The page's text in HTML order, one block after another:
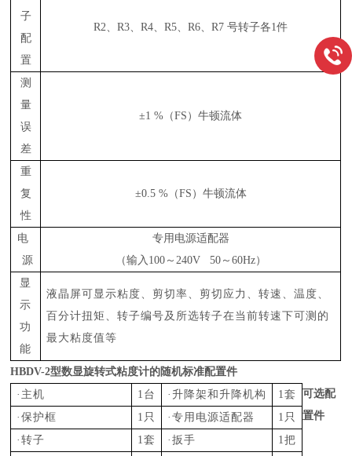
子
配
置
R2、R3、R4、R5、R6、R7 号转子各1件
测
量
误
差
±1 %（FS）牛顿流体
重
复
性
±0.5 %（FS）牛顿流体
电
源
专用电源适配器
（输入 100～240V 50～60Hz）
显
示
功
能
液晶屏可显示粘度、剪切率、剪切应力、转速、温度、
百分计扭矩、转子编号及所选转子在当前转速下可测的
最大粘度值等
HBDV-2型数显旋转式粘度计的随机标准配置件
·主机
1台 ·升降架和升降机构
1套
·保护框
1只 ·专用电源适配器
1只
·转子
1套 ·扳手
1把
可选配
置件